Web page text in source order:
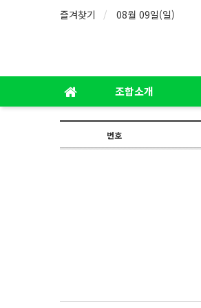
즐겨찾기 08월 09일(일)
조합소개
번호